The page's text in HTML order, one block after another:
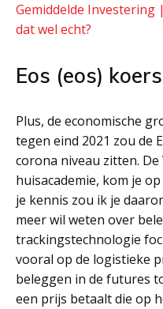
Gemiddelde Investering
dat wel echt?
Eos (eos) koers
Plus, de economische
tegen eind 2021 zou de
corona niveau zitten.
huisacademie, kom je
je kennis zou ik je
meer wil weten over
trackingstechnologie
vooral op de logistieke
beleggen in de futures
een prijs betaalt die op